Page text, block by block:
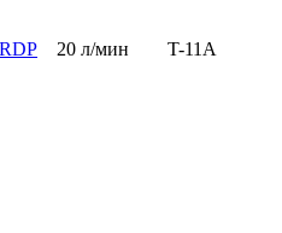
20 л/мин T-11A